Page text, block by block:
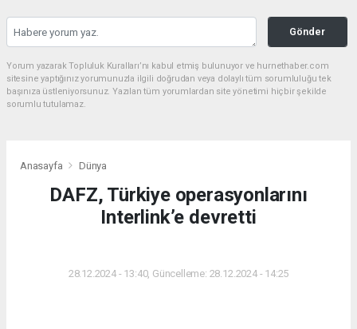
Gönder
Yorum yazarak Topluluk Kuralları’nı kabul etmiş bulunuyor ve hurnethaber.com
sitesine yaptığınız yorumunuzla ilgili doğrudan veya dolaylı tüm sorumluluğu tek
başınıza üstleniyorsunuz. Yazılan tüm yorumlardan site yönetimi hiçbir şekilde
sorumlu tutulamaz.
Anasayfa Dünya
DAFZ, Türkiye operasyonlarını
Interlink’e devretti
28.12.2024 - 13:40, Güncelleme: 28.12.2024 - 14:25